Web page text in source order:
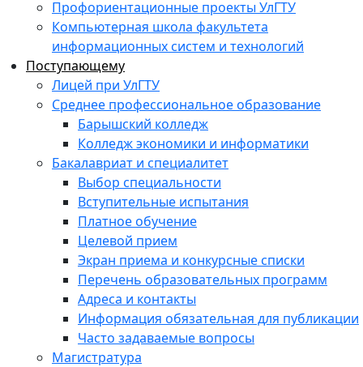
Профориентационные проекты УлГТУ
Компьютерная школа факультета
информационных систем и технологий
Поступающему
Лицей при УлГТУ
Среднее профессиональное образование
Барышский колледж
Колледж экономики и информатики
Бакалавриат и специалитет
Выбор специальности
Вступительные испытания
Платное обучение
Целевой прием
Экран приема и конкурсные списки
Перечень образовательных программ
Адреса и контакты
Информация обязательная для публикации
Часто задаваемые вопросы
Магистратура